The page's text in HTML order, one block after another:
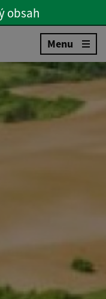
menu
obsah
Slovenčina
Menu